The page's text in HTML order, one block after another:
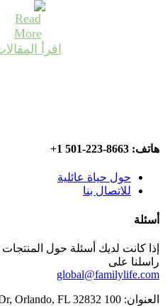
اقرأ
هاتف: 8663-223-501 1+
حول حياة عائلية
للاتصال بنا
أسئلة
إذا كانت لديك أسئلة حول
راسلنا على
global@familylife.com
العنوان: 100 Lake Hart Dr, Orlando, FL 32832